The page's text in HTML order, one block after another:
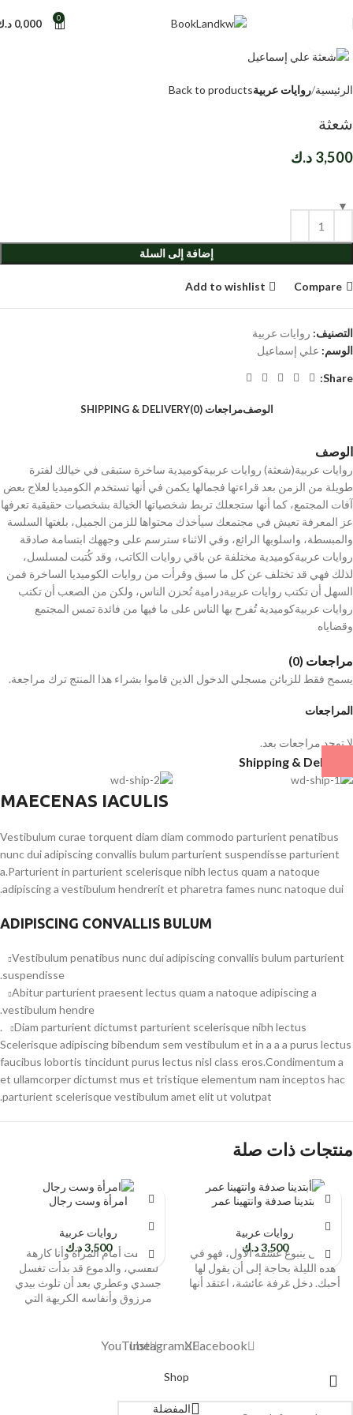
0
0,000
الرئيسية روايات عربيةBack to products
شعثة
3,500 د.ك
إضافة إلى السلة
Compare
Add to wishlist
التصنيف: روايات عربية
الوسم: علي إسماعيل
Share:
الوصفمراجعات (0) SHIPPING & DELIVERY
الوصف
روايات عربية(شعثة) روايات عربيةكوميدية ساخرة ستبقى في خيالك لفترة
طويلة من الزمن بعد قراءتها فجمالها يكمن في أنها تستخدم الكوميديا لعلاج بعض
آفات المجتمع، كما أنها ستجعلك تربط شخصياتها الخيالة بشخصيات حقيقية تعرفها
عز المعرفة تعيش في مجتمعك سيأخذك محتواها للزمن الجميل، بلغتها السلسة
والمبسطة، واسلوبها الرائع، وفي الاثناء سترسم على وجههك ابتسامة صادقة
روايات عربيةكوميدية مختلفة عن باقي روايات الكاتب، وقد كُتبت لمسلسل،
لذلك فهي قد تختلف عن كل ما سبق وقرأت من روايات الكوميديا الساخرة فمن
السهل أن تكتب روايات عربيةدرامية تُحزن الناس، ولكن من الصعب أن تكتب
روايات عربيةكوميدية تُفرح بها الناس على ما فيها من فائدة تمس المجتمع
وقضاياه
مراجعات (0)
المراجعات
لا توجد مراجعات بعد.
يسمح فقط للزبائن مسجلي الدخول الذين قاموا بشراء هذا المنتج ترك مراجعة.
Shipping & Delivery
MAECENAS IACULIS
Vestibulum curae torquent diam diam commodo parturient penatibus
nunc dui adipiscing convallis bulum parturient suspendisse parturient
a.Parturient in parturient scelerisque nibh lectus quam a natoque
adipiscing a vestibulum hendrerit et pharetra fames nunc natoque dui.
ADIPISCING CONVALLIS BULUM
Vestibulum penatibus nunc dui adipiscing convallis bulum parturient
suspendisse.
Abitur parturient praesent lectus quam a natoque adipiscing a
vestibulum hendre.
Diam parturient dictumst parturient scelerisque nibh lectus.
Scelerisque adipiscing bibendum sem vestibulum et in a a a purus lectus
faucibus lobortis tincidunt purus lectus nisl class eros.Condimentum a
et ullamcorper dictumst mus et tristique elementum nam inceptos hac
parturient scelerisque vestibulum amet elit ut volutpat.
منتجات ذات صلة
أبتدينا صدفة وانتهينا عمر
روايات عربية
3,500 د.ك
عاد إلى ينبوع عشقه الأول، فهو في
هذه الليلة بحاجة إلى أن يقول لها
أحبك. دخل غرفة عائشة، اعتقد أنها
امرأة وست رجال
روايات عربية
3,500 د.ك
وقفت أمام المرآة وأنا كارهة
لنفسي، والدموع قد بدأت تغسل
جسدي وعطري بعد أن تلوث بيدي
مرزوق وأنفاسه الكريهة التي
Facebook
X
Instagram
YouTube
Shop
المفضلة